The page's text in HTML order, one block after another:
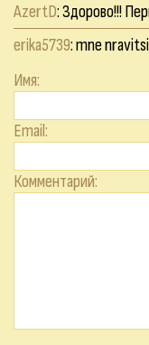
AzertD: Здорово!!!
erika5739: mne
Имя:
Email:
Комментарий: